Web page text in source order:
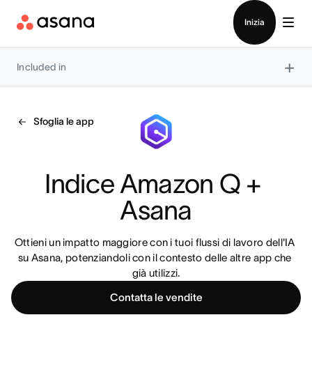
Inizia
Included in ×
Sfoglia le app
Indice Amazon Q +
Asana
Ottieni un impatto maggiore con i tuoi flussi di lavoro dell'IA
su Asana, potenziandoli con il contesto delle altre app che
già utilizzi.
Contatta le vendite